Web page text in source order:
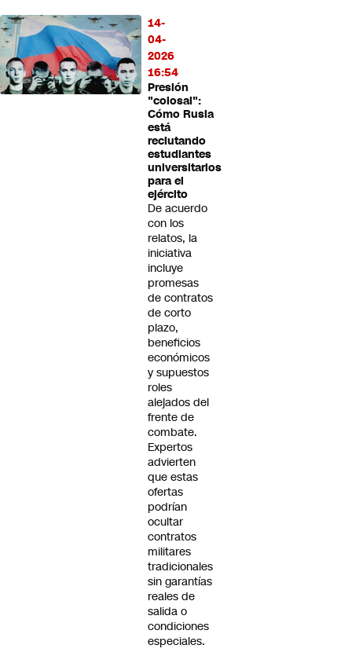
14-
04-
2026
16:54
Presión
"colosal":
Cómo Rusia
está
reclutando
estudiantes
universitarios
para el
ejército
De acuerdo
con los
relatos, la
iniciativa
incluye
promesas
de contratos
de corto
plazo,
beneficios
económicos
y supuestos
roles
alejados del
frente de
combate.
Expertos
advierten
que estas
ofertas
podrían
ocultar
contratos
militares
tradicionales
sin garantías
reales de
salida o
condiciones
especiales.